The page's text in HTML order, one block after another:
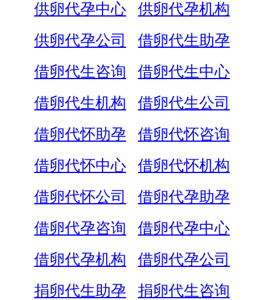
供卵代孕中心
供卵代孕机构
供卵代孕公司
借卵代生助孕
借卵代生咨询
借卵代生中心
借卵代生机构
借卵代生公司
借卵代怀助孕
借卵代怀咨询
借卵代怀中心
借卵代怀机构
借卵代怀公司
借卵代孕助孕
借卵代孕咨询
借卵代孕中心
借卵代孕机构
借卵代孕公司
捐卵代生助孕
捐卵代生咨询